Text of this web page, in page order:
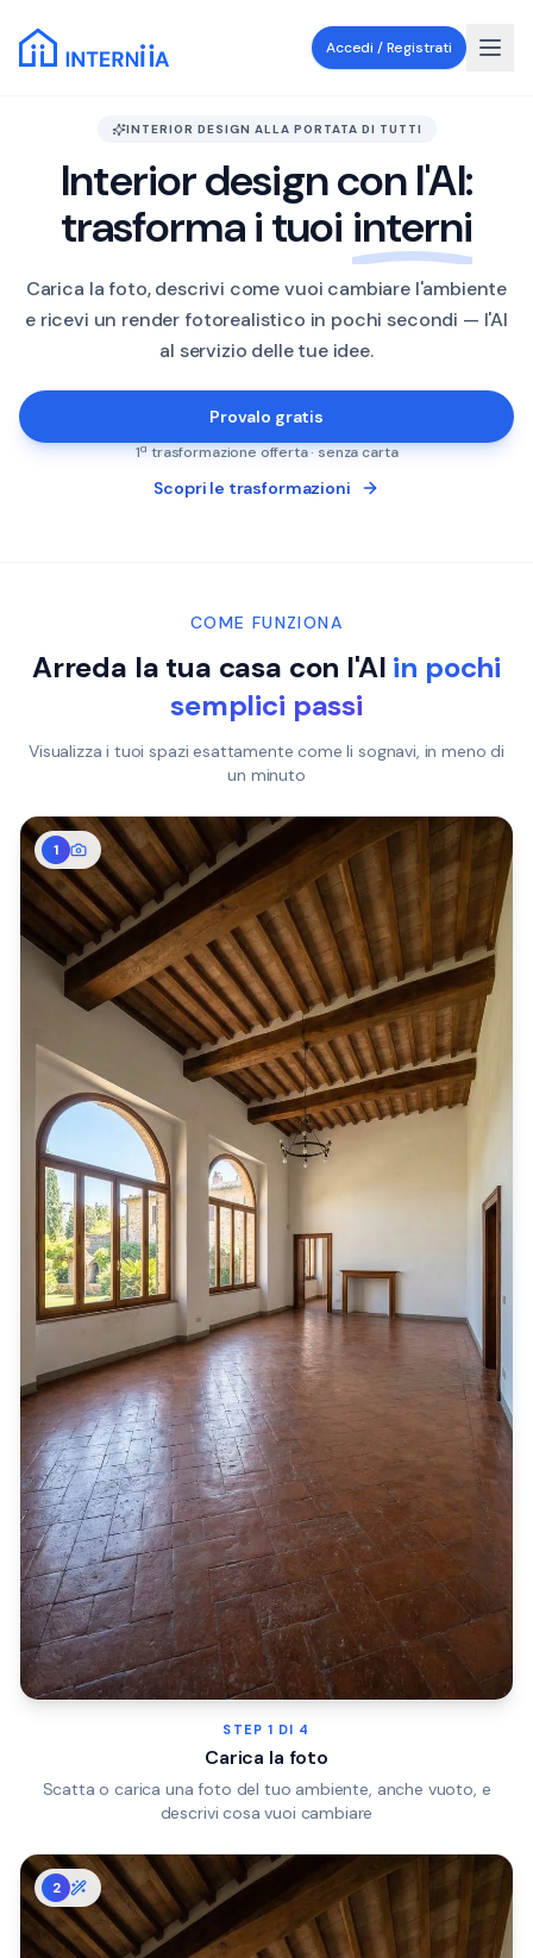
Accedi / Registrati
INTERIOR DESIGN ALLA PORTATA DI TUTTI
Interior design con l'AI:
trasforma i tuoi interni
Carica la foto, descrivi come vuoi cambiare l'ambiente
e ricevi un render fotorealistico in pochi secondi — l'AI
al servizio delle tue idee.
Provalo gratis
1ª trasformazione offerta · senza carta
Scopri le trasformazioni
COME FUNZIONA
Arreda la tua casa con l'AI in pochi
semplici passi
Visualizza i tuoi spazi esattamente come li sognavi, in meno di
un minuto
1
STEP 1 DI 4
Carica la foto
Scatta o carica una foto del tuo ambiente, anche vuoto, e
descrivi cosa vuoi cambiare
2